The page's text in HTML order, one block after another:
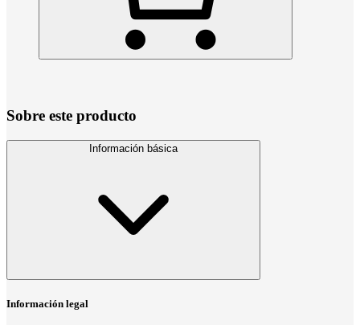
Sobre este producto
Información básica
Información legal